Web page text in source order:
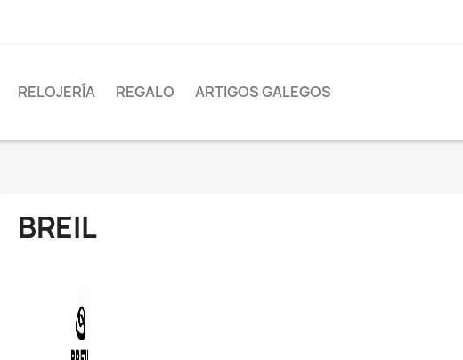
RELOJERÍA REGALO ARTIGOS GALEGOS
BREIL